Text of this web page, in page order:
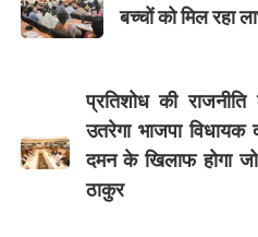
बच्चों को मिल रहा
प्रतिशोध की
उतरेगा भाजपा
दमन के खिलाफ होगा
ठाकुर